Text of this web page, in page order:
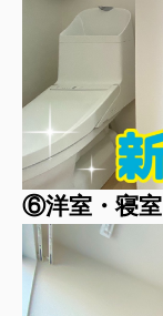
⑥洋室・寝室